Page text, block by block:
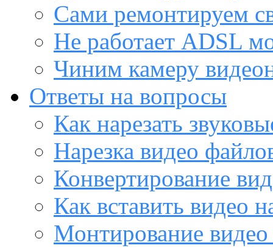
Сами ремонтируем
Не работает ADSL
Чиним камеру
Ответы на вопросы
Как нарезать
Нарезка видео
Конвертирование
Как вставить видео
Монтирование видео